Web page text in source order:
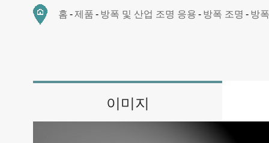
홈 제품 방폭 및 산업 조명 응용 방폭 조명 방
이미지